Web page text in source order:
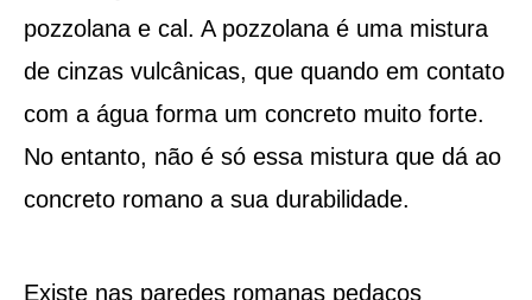
pozzolana e cal. A pozzolana é uma mistura
de cinzas vulcânicas, que quando em contato
com a água forma um concreto muito forte.
No entanto, não é só essa mistura que dá ao
concreto romano a sua durabilidade.
Existe nas paredes romanas pedaços